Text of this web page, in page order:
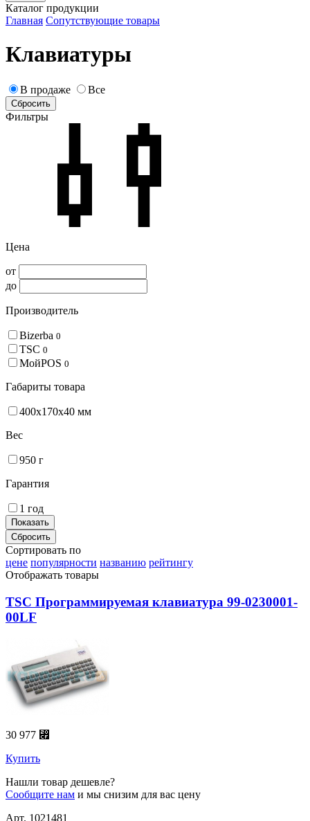
Каталог продукции
Главная Сопутствующие товары
Клавиатуры
В продаже Все
Фильтры
Цена
от
до
Производитель
Bizerba 0
TSC 0
МойPOS 0
Габариты товара
400x170x40 мм
Вес
950 г
Гарантия
1 год
Сортировать по
цене популярности названию рейтингу
Отображать товары
ТSC Программируемая клавиатура 99-0230001-
00LF
30 977 ⃏
Купить
Нашли товар дешевле?
Сообщите нам и мы снизим для вас цену
Арт. 1021481